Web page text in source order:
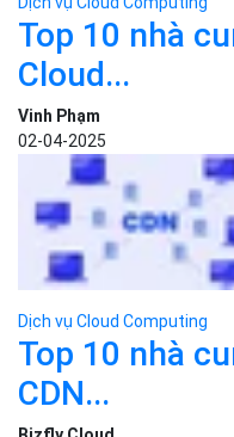
Dịch vụ Cloud Computing
Top 10 lỗ
chủ...
Vinh Phạm
19-03-2025
Dịch vụ Cloud Computing
Bizfly Cloud
cấp sẵn n8n...
Phùng Minh Châu
20-08-2025